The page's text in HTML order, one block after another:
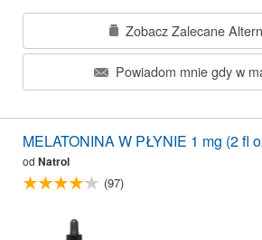
Zobacz Zalecane
Powiadom mnie gdy w
MELATONINA W PŁYNIE 1 mg (2 fl
od Natrol
(97)